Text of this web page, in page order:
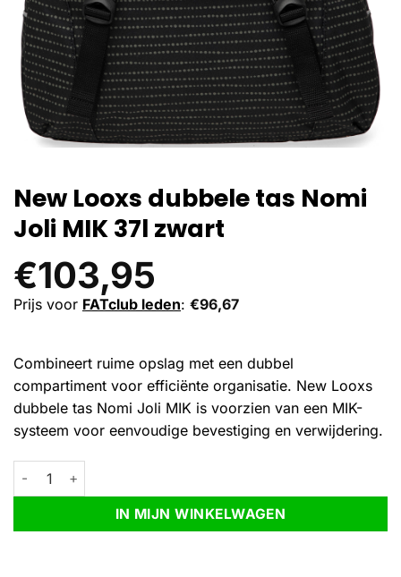
New Looxs dubbele tas Nomi
Joli MIK 37l zwart
€103,95
Prijs voor FATclub leden: €96,67
Combineert ruime opslag met een dubbel
compartiment voor efficiënte organisatie. New Looxs
dubbele tas Nomi Joli MIK is voorzien van een MIK-
systeem voor eenvoudige bevestiging en verwijdering.
New Looxs dubbele tas Nomi Joli MIK 37l zwart aantal
IN MIJN WINKELWAGEN
Alternative: